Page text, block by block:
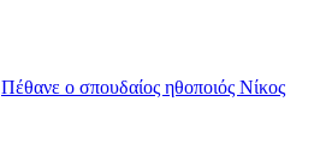
Πέθανε ο σπουδαίος ηθοποιός Νίκος